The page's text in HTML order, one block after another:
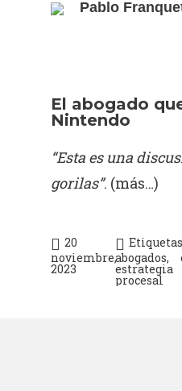
Pablo
El abogado
Nintendo
“Esta es una
gorilas”. (más…)
20
noviembre,
2023
abogados,
estrategia
procesal